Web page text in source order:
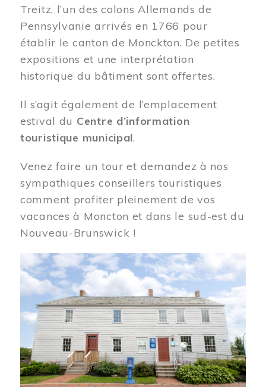
Treitz, l’un des colons Allemands de
Pennsylvanie arrivés en 1766 pour
établir le canton de Monckton. De petites
expositions et une interprétation
historique du bâtiment sont offertes.
Il s’agit également de l’emplacement
estival du Centre d’information
touristique municipal.
Venez faire un tour et demandez à nos
sympathiques conseillers touristiques
comment profiter pleinement de vos
vacances à Moncton et dans le sud-est du
Nouveau-Brunswick !
Image